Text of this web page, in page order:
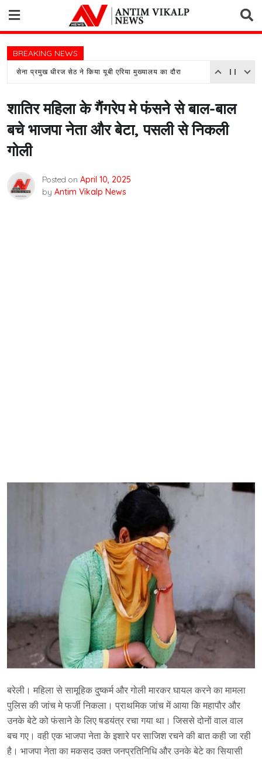
content
BREAKING NEWS
सेना प्रमुख धीरज सेठ ने किया यूबी एरिया मुख्यालय का दौरा
शातिर महिला के गैंगरेप मे फंसने से बाल-बाल
बचे भाजपा नेता और बेटा, पसली से निकली
गोली
Posted on April 10, 2025
by Antim Vikalp News
बरेली। महिला से सामूहिक दुष्कर्म और गोली मारकर घायल करने का मामला
पुलिस की जांच मे फर्जी निकला। प्राथमिक जांच में आया कि महापौर और
उनके बेटे को फंसाने के लिए षडयंत्र रचा गया था। जिससे दोनों वाल वाल
बच गए। वही एक भाजपा नेता के इशारे पर साजिश रचने की बात कही जा रही
है। भाजपा नेता का मकसद उक्त जनप्रतिनिधि और उनके बेटे का सियासी